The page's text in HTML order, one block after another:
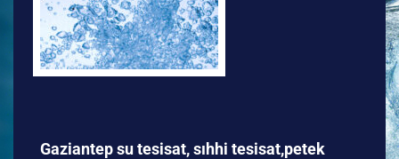
Gaziantep su tesisat, sıhhi tesisat,petek